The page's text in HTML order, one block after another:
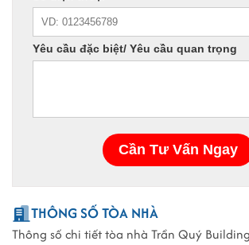
THÔNG SỐ TÒA NHÀ
Thông số chi tiết tòa nhà Trần Quý Building